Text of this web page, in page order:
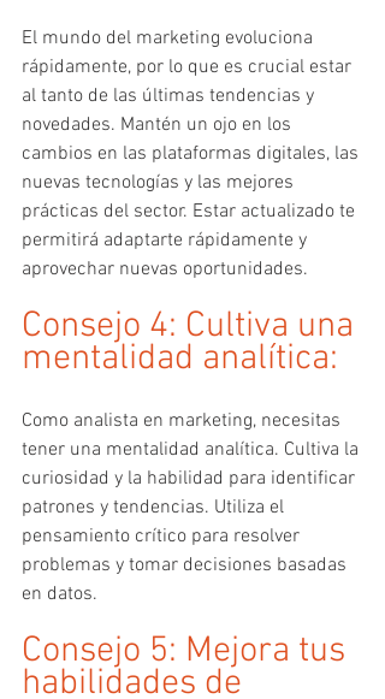
El mundo del marketing evoluciona
rápidamente, por lo que es crucial estar
al tanto de las últimas tendencias y
novedades. Mantén un ojo en los
cambios en las plataformas digitales, las
nuevas tecnologías y las mejores
prácticas del sector. Estar actualizado te
permitirá adaptarte rápidamente y
aprovechar nuevas oportunidades.
Consejo 4: Cultiva una
mentalidad analítica:
Como analista en marketing, necesitas
tener una mentalidad analítica. Cultiva la
curiosidad y la habilidad para identificar
patrones y tendencias. Utiliza el
pensamiento crítico para resolver
problemas y tomar decisiones basadas
en datos.
Consejo 5: Mejora tus
habilidades de